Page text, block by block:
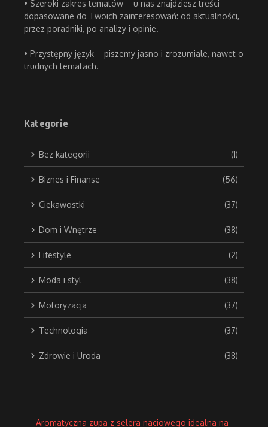
• Szeroki zakres tematów – u nas znajdziesz treści
dopasowane do Twoich zainteresowań: od aktualności,
przez poradniki, po analizy i opinie.
• Przystępny język – piszemy jasno i zrozumiale, nawet o
trudnych tematach.
Kategorie
Bez kategorii (1)
Biznes i Finanse (56)
Ciekawostki (37)
Dom i Wnętrze (38)
Lifestyle (2)
Moda i styl (38)
Motoryzacja (37)
Technologia (37)
Zdrowie i Uroda (38)
Aromatyczna zupa z selera naciowego idealna na